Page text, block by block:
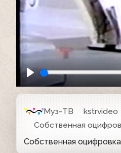
Муз-ТВ kstrvideo
Собственная
Собственная